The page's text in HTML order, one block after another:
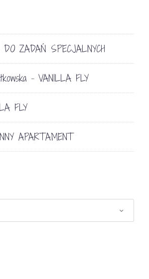
ZADAŃ SPECJALNYCH
- VANILLA FLY
FLY
APARTAMENT